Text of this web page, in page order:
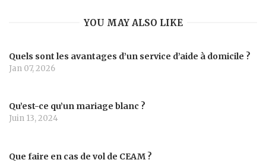
YOU MAY ALSO LIKE
Quels sont les avantages d’un service d’aide à domicile ?
Jan 07, 2026
Qu’est-ce qu’un mariage blanc ?
Juin 13, 2024
Que faire en cas de vol de CEAM ?